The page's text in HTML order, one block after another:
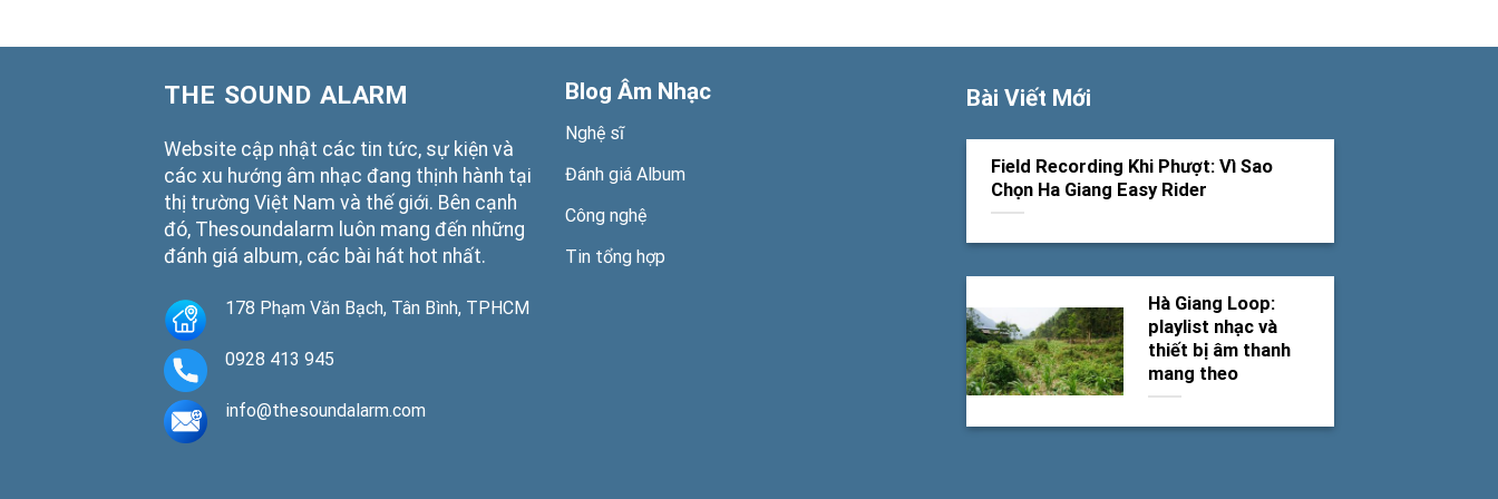
THE SOUND ALARM
Website cập nhật các tin tức, sự kiện và
các xu hướng âm nhạc đang thịnh hành tại
thị trường Việt Nam và thế giới. Bên cạnh
đó, Thesoundalarm luôn mang đến những
đánh giá album, các bài hát hot nhất.
178 Phạm Văn Bạch, Tân Bình, TPHCM
0928 413 945
info@thesoundalarm.com
Blog Âm Nhạc
Nghệ sĩ
Đánh giá Album
Công nghệ
Tin tổng hợp
Bài Viết Mới
Field Recording Khi Phượt: Vì Sao
Chọn Ha Giang Easy Rider
Hà Giang Loop:
playlist nhạc và
thiết bị âm thanh
mang theo